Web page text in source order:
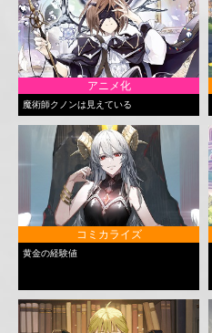
アニメ化
魔術師クノンは見えている
コミカライズ
黄金の経験値